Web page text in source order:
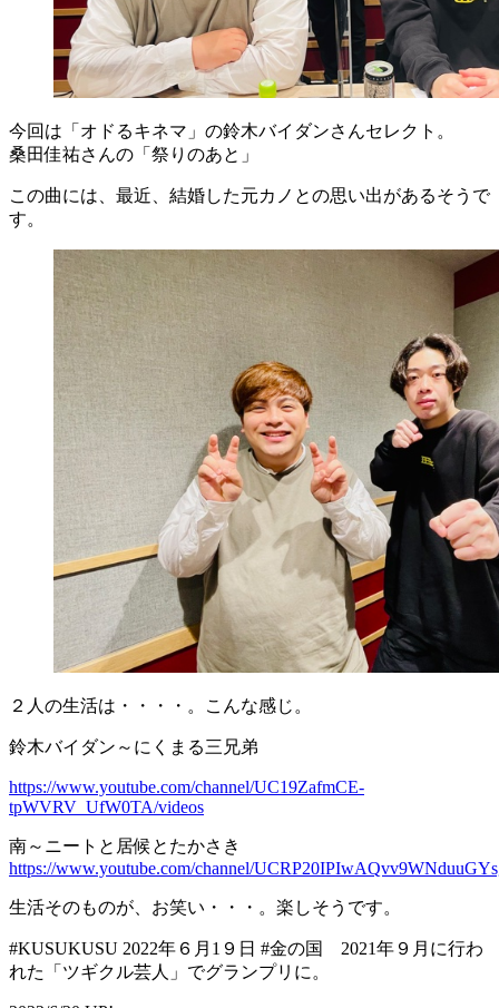
今回は「オドるキネマ」の鈴木バイダンさんセレクト。
桑田佳祐さんの「祭りのあと」
この曲には、最近、結婚した元カノとの思い出があるそうで
す。
２人の生活は・・・・。こんな感じ。
鈴木バイダン～にくまる三兄弟
https://www.youtube.com/channel/UC19ZafmCE-
tpWVRV_UfW0TA/videos
南～ニートと居候とたかさき
https://www.youtube.com/channel/
生活そのものが、お笑い・・・。楽しそうです。
#KUSUKUSU 2022年６月1９日 #金の国 2021年９月に行わ
れた「ツギクル芸人」でグランプリに。